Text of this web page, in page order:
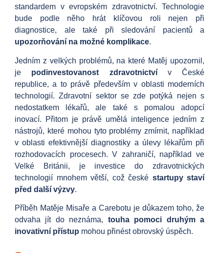
standardem v evropském zdravotnictví. Technologie
bude podle něho hrát klíčovou roli nejen při
diagnostice, ale také při sledování pacientů a
upozorňování na možné komplikace.
Jedním z velkých problémů, na které Matěj upozornil,
je podinvestovanost zdravotnictvív České
republice, a to právě především v oblasti moderních
technologií. Zdravotní sektor se zde potýká nejen s
nedostatkem lékařů, ale také s pomalou adopcí
inovací. Přitom je právě umělá inteligence jedním z
nástrojů, které mohou tyto problémy zmírnit, například
v oblasti efektivnější diagnostiky a úlevy lékařům při
rozhodovacích procesech. V zahraničí, například ve
Velké Británii, je investice do zdravotnických
technologií mnohem větší, což české startupy staví
před další výzvy.
Příběh Matěje Misaře a Carebotu je důkazem toho, že
odvaha jít do neznáma, touha pomoci druhým a
inovativní přístup mohou přinést obrovský úspěch.